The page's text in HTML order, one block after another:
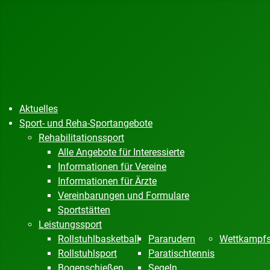
Aktuelles
Sport- und Reha-Sportangebote
Rehabilitationssport
Alle Angebote für Interessierte
Informationen für Vereine
Informationen für Ärzte
Vereinbarungen und Formulare
Sportstätten
Leistungssport
Rollstuhlbasketball
Rollstuhlsport
Pararudern
Paratischtennis